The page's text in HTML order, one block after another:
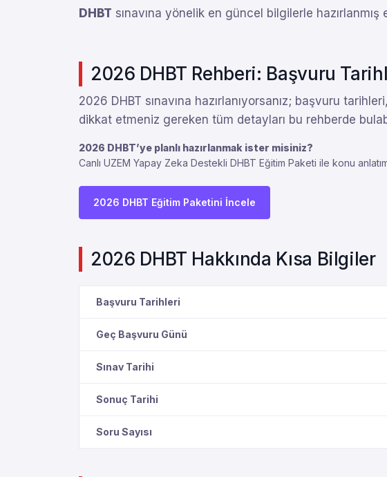
DHBT sınavına yönelik en güncel bilgilerle
2026 DHBT Rehberi: Başvuru
2026 DHBT sınavına hazırlanıyorsanız; başvuru
dikkat etmeniz gereken tüm detayları bu rehberde
2026 DHBT’ye planlı hazırlanmak ister misiniz?
Canlı UZEM Yapay Zeka Destekli DHBT Eğitim Paketi ile konu
2026 DHBT Eğitim Paketini İncele
2026 DHBT Hakkında Kısa Bilgiler
Başvuru Tarihleri
Geç Başvuru Günü
Sınav Tarihi
Sonuç Tarihi
Soru Sayısı